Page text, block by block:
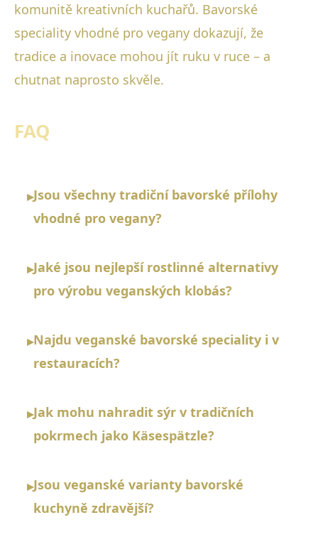
komunitě kreativních kuchařů. Bavorské
speciality vhodné pro vegany dokazují, že
tradice a inovace mohou jít ruku v ruce – a
chutnat naprosto skvěle.
FAQ
▸Jsou všechny tradiční bavorské přílohy
vhodné pro vegany?
▸Jaké jsou nejlepší rostlinné alternativy
pro výrobu veganských klobás?
▸Najdu veganské bavorské speciality i v
restauracích?
▸Jak mohu nahradit sýr v tradičních
pokrmech jako Käsespätzle?
▸Jsou veganské varianty bavorské
kuchyně zdravější?